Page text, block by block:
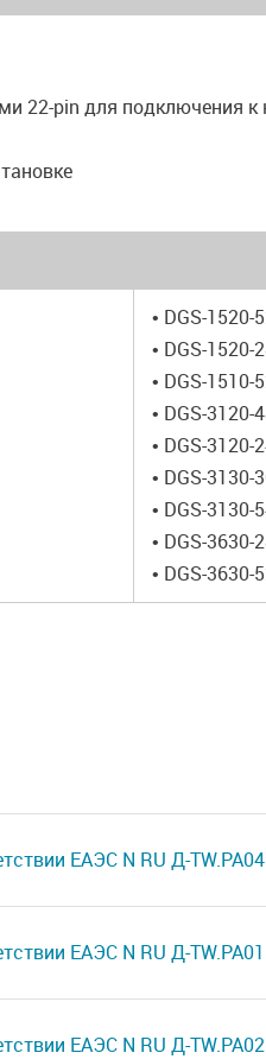
22-pin для подключения
• DGS-1520-
• DGS-1520-
• DGS-1510-
• DGS-3120-
• DGS-3120-
• DGS-3130-
• DGS-3130-
• DGS-3630-
• DGS-3630-
ЕАЭС N RU Д-
ЕАЭС N RU Д-
ЕАЭС N RU Д-